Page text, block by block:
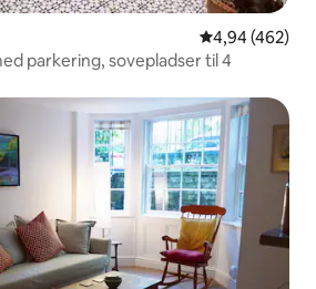
4,94 ud af 5 i
4,94 (462)
parkering, sovepladser til 4